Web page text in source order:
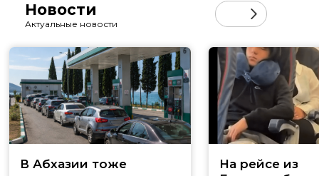
Новости
Актуальные новости
В Абхазии тоже
На рейсе из